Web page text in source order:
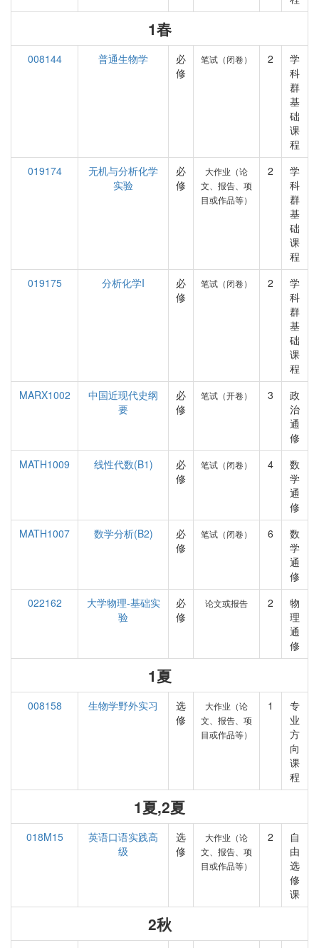
1春
008144 普通生物学
必
修
笔试（闭卷） 2
学
科
群
基
础
课
程
019174
无机与分析化学
实验
必
修
大作业（论
文、报告、项
目或作品等）
2
学
科
群
基
础
课
程
019175
分析化学I
必
修
笔试（闭卷） 2
学
科
群
基
础
课
程
MARX1002
中国近现代史纲
要
必
修
笔试（开卷） 3
政
治
通
修
MATH1009
线性代数(B1)
必
修
笔试（闭卷） 4
数
学
通
修
MATH1007
数学分析(B2)
必
修
笔试（闭卷） 6
数
学
通
修
022162
大学物理-基础实
验
必
修
论文或报告 2
物
理
通
修
1夏
008158 生物学野外实习
选
修
大作业（论
文、报告、项
目或作品等）
1
专
业
方
向
课
程
1夏,2夏
018M15
英语口语实践高
级
选
修
大作业（论
文、报告、项
目或作品等）
2
自
由
选
修
课
2秋